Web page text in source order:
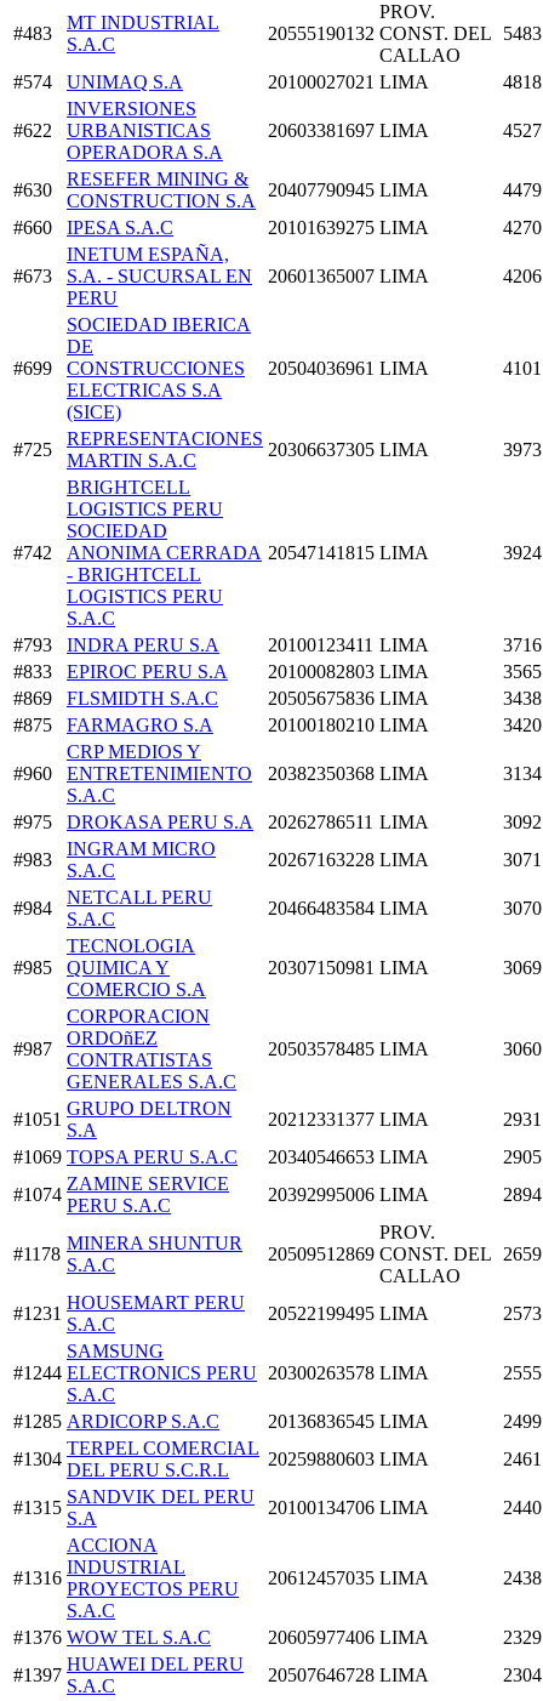
#483
MT INDUSTRIAL
S.A.C
20555190132
PROV.
CONST. DEL
CALLAO
#574 UNIMAQ S.A 20100027021 LIMA
#622
INVERSIONES
URBANISTICAS
OPERADORA S.A
20603381697 LIMA
#630
RESEFER MINING &
CONSTRUCTION S.A
20407790945 LIMA
#660
IPESA S.A.C 20101639275 LIMA
#673
INETUM ESPAÑA,
S.A. - SUCURSAL EN
PERU
20601365007 LIMA
#699
SOCIEDAD IBERICA
DE
CONSTRUCCIONES
ELECTRICAS S.A
(SICE)
20504036961 LIMA
#725
REPRESENTACIONES
MARTIN S.A.C
20306637305 LIMA
#742
BRIGHTCELL
LOGISTICS PERU
SOCIEDAD
ANONIMA CERRADA
- BRIGHTCELL
LOGISTICS PERU
S.A.C
20547141815 LIMA
#793 INDRA PERU S.A 20100123411 LIMA
#833
EPIROC PERU S.A 20100082803 LIMA
#869
FLSMIDTH S.A.C 20505675836 LIMA
#875
FARMAGRO S.A 20100180210 LIMA
#960
CRP MEDIOS Y
ENTRETENIMIENTO
S.A.C
20382350368 LIMA
#975 DROKASA PERU S.A 20262786511 LIMA
#983
INGRAM MICRO
S.A.C
20267163228 LIMA
#984
NETCALL PERU
S.A.C
20466483584 LIMA
#985
TECNOLOGIA
QUIMICA Y
COMERCIO S.A
20307150981 LIMA
#987
CORPORACION
ORDOñEZ
CONTRATISTAS
GENERALES S.A.C
20503578485 LIMA
#1051
GRUPO DELTRON
S.A
20212331377 LIMA
#1069 TOPSA PERU S.A.C 20340546653 LIMA
#1074
ZAMINE SERVICE
PERU S.A.C
20392995006 LIMA
#1178
MINERA SHUNTUR
S.A.C
20509512869
PROV.
CONST. DEL
CALLAO
#1231
HOUSEMART PERU
S.A.C
20522199495 LIMA
#1244
SAMSUNG
ELECTRONICS PERU
S.A.C
20300263578 LIMA
#1285 ARDICORP S.A.C 20136836545 LIMA
#1304
TERPEL COMERCIAL
DEL PERU S.C.R.L
20259880603 LIMA
#1315
SANDVIK DEL PERU
S.A
20100134706 LIMA
#1316
ACCIONA
INDUSTRIAL
PROYECTOS PERU
S.A.C
20612457035 LIMA
#1376 WOW TEL S.A.C 20605977406 LIMA
#1397
HUAWEI DEL PERU
S.A.C
20507646728 LIMA